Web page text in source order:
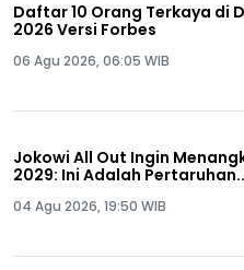
Daftar 10 Orang Terkaya di
2026 Versi Forbes
06 Agu 2026, 06:05 WIB
Jokowi All Out Ingin
2029: Ini Adalah
04 Agu 2026, 19:50 WIB